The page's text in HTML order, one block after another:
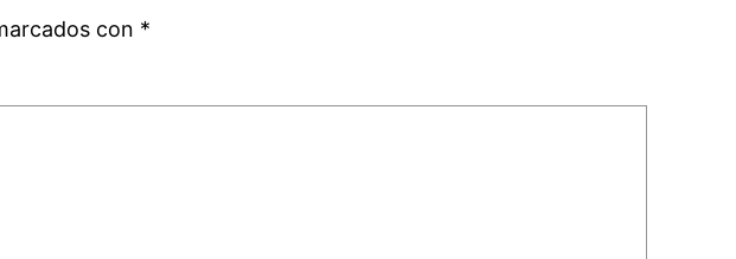
con *